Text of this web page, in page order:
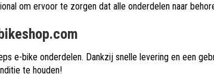
om ervoor te zorgen dat alle onderdelen naar
e-bike onderdelen. Dankzij snelle levering en een
te houden!